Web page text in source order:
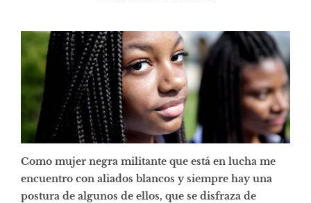
Como mujer negra militante que está en lucha me
encuentro con aliados blancos y siempre hay una
postura de algunos de ellos, que se disfraza de